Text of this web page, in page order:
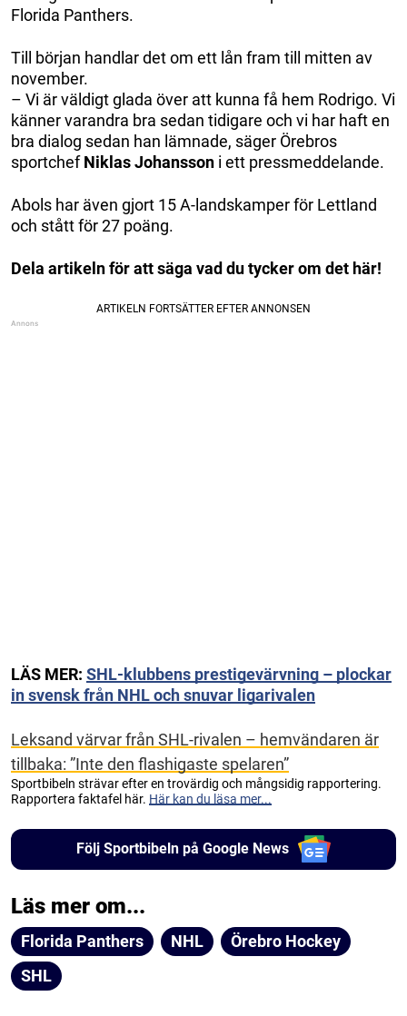
Florida Panthers.
Till början handlar det om ett lån fram till mitten av
november.
– Vi är väldigt glada över att kunna få hem Rodrigo. Vi
känner varandra bra sedan tidigare och vi har haft en
bra dialog sedan han lämnade, säger Örebros
sportchefNiklasJohansson i ett pressmeddelande.
Abols har även gjort 15 A-landskamper för Lettland
och stått för 27 poäng.
Dela artikeln för att säga vad du tycker om det här!
LÄS MER: SHL-klubbens prestigevärvning – plockar
in svensk från NHL och snuvar ligarivalen
Leksand värvar från SHL-rivalen – hemvändaren är
tillbaka: ”Inte den flashigaste spelaren”
Sportbibeln strävar efter en trovärdig och mångsidig rapportering.
Rapportera faktafel här. Här kan du läsa mer...
Följ Sportbibeln på Google News
Läs mer om...
Florida Panthers NHL
Örebro Hockey
SHL